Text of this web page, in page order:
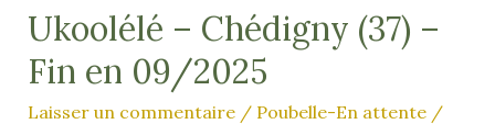
–
Tours
(37)
Ukoolélé – Chédigny (37) –
Fin en 09/2025
Laisser un commentaire / Poubelle-En attente/